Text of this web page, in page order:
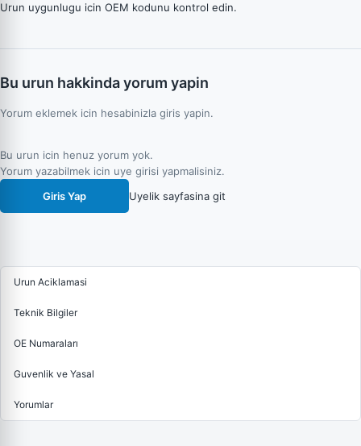
Urun uygunlugu icin OEM kodunu kontrol edin.
Bu urun hakkinda yorum yapin
Yorum eklemek icin hesabinizla giris yapin.
Bu urun icin henuz yorum yok.
Yorum yazabilmek icin uye girisi yapmalisiniz.
Giris Yap
Uyelik sayfasina git
Urun Aciklamasi
Teknik Bilgiler
OE Numaraları
Guvenlik ve Yasal
Yorumlar